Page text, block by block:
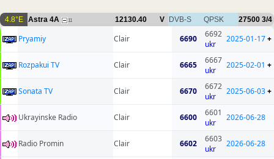
4.8°E Astra 4A 11 12130.40 V DVB-S QPSK 27500 3/4
Pryamiy Clair 6690
6692
ukr
2025-01-17+
Rozpakui TV Clair 6665
6667
ukr
2025-02-01 +
Sonata TV Clair 6670
6672
ukr
2025-06-03+
Ukrayinske Radio Clair 6600
6601
ukr
2026-06-28
Radio Promin Clair 6602
6603
ukr
2026-06-28